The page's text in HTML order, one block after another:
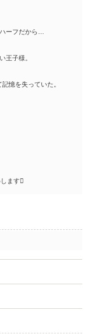
ーフだから…
王子様。
憶を失っていた。
ます